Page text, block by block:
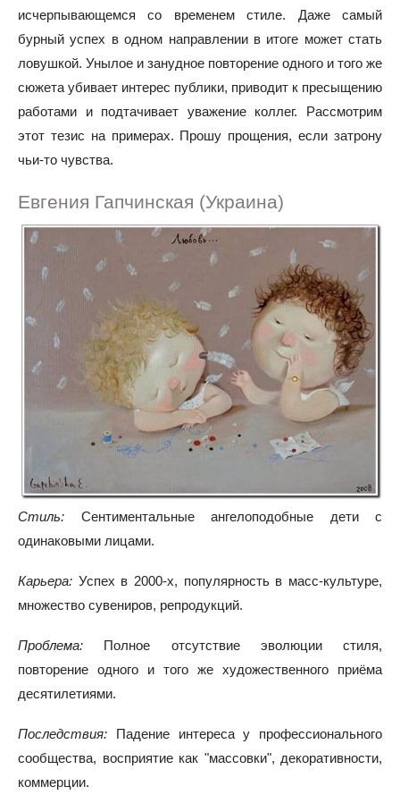
исчерпывающемся со временем стиле. Даже самый
бурный успех в одном направлении в итоге может стать
ловушкой. Унылое и занудное повторение одного и того же
сюжета убивает интерес публики, приводит к пресыщению
работами и подтачивает уважение коллег. Рассмотрим
этот тезис на примерах. Прошу прощения, если затрону
чьи-то чувства.
Евгения Гапчинская (Украина)
Стиль: Сентиментальные ангелоподобные дети с
одинаковыми лицами.
Карьера: Успех в 2000-х, популярность в масс-культуре,
множество сувениров, репродукций.
Проблема: Полное отсутствие эволюции стиля,
повторение одного и того же художественного приёма
десятилетиями.
Последствия: Падение интереса у профессионального
сообщества, восприятие как "массовки", декоративности,
коммерции.